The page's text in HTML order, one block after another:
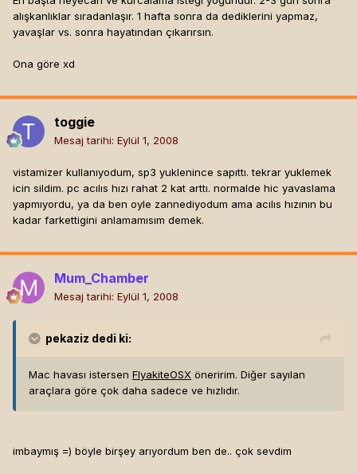
alışkanlıklar sıradanlaşır. 1 hafta sonra da dediklerini yapmaz,
yavaşlar vs. sonra hayatından çıkarırsın.
Ona göre xd
toggie
Mesaj tarihi: Eylül 1, 2008
vistamizer kullanıyodum, sp3 yuklenince sapıttı. tekrar yuklemek
icin sildim. pc acılıs hızı rahat 2 kat arttı. normalde hic yavaslama
yapmıyordu, ya da ben oyle zannediyodum ama acılıs hızının bu
kadar farkettigini anlamamısım demek.
Mum_Chamber
Mesaj tarihi: Eylül 1, 2008
pekaziz dedi ki:
Mac havası istersen FlyakiteOSX öneririm. Diğer sayılan
araçlara göre çok daha sadece ve hızlıdır.
imbaymış =) böyle birşey arıyordum ben de.. çok sevdim